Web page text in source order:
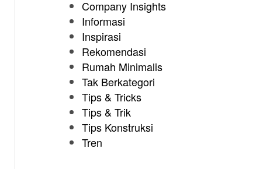
Company Insights
Informasi
Inspirasi
Rekomendasi
Rumah Minimalis
Tak Berkategori
Tips & Tricks
Tips & Trik
Tips Konstruksi
Tren